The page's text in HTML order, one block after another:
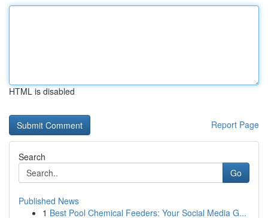
HTML is disabled
Report Page
Search
Go
Published News
1 Best Pool Chemical Feeders: Your Social Media G...